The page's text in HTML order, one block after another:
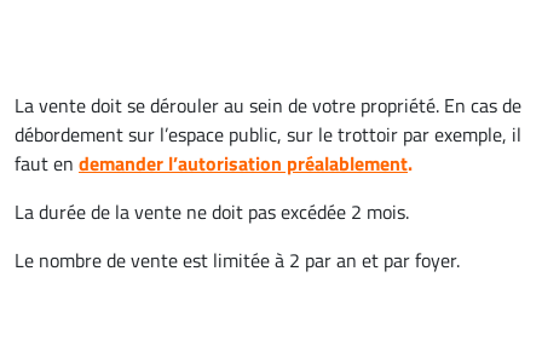
La vente doit se dérouler au sein de votre propriété. En cas de
débordement sur l’espace public, sur le trottoir par exemple, il
faut en demander l’autorisation préalablement.
La durée de la vente ne doit pas excédée 2 mois.
Le nombre de vente est limitée à 2 par an et par foyer.